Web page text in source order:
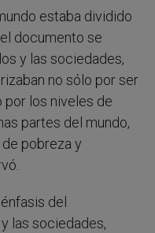
estaba dividido
documento se
y las sociedades,
no sólo por ser
por los niveles de
partes del mundo,
pobreza y
del
las sociedades,